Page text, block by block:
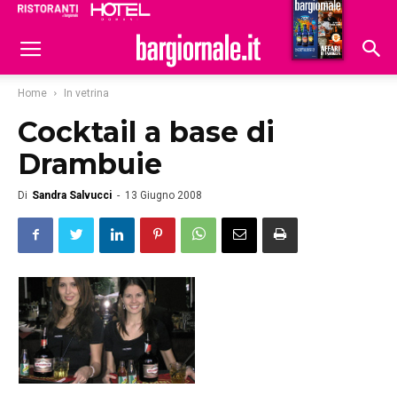
Hoteldomani
Home In vetrina
Cocktail a base di
Drambuie
Di Sandra Salvucci - 13 Giugno 2008